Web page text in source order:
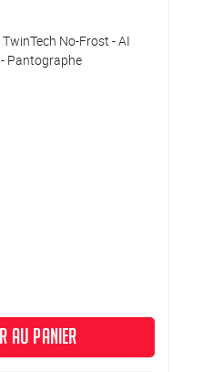
No-Frost - AI
Pantographe
AU PANIER